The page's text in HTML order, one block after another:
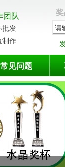
团队
批发
制作
奖
常见问题